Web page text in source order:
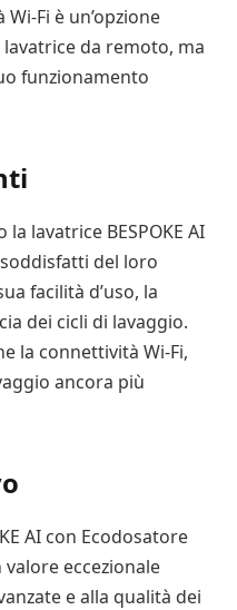
Fi è un’opzione
da remoto, ma
funzionamento
lavatrice BESPOKE AI
del loro
facilità d’uso, la
dei cicli di lavaggio.
la connettività Wi-Fi,
ancora più
AI con Ecodosatore
valore eccezionale
e alla qualità dei